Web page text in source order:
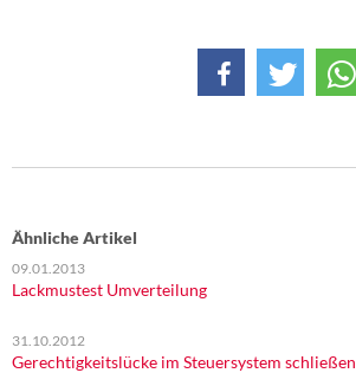
Ähnliche Artikel
09.01.2013
Lackmustest Umverteilung
31.10.2012
Gerechtigkeitslücke im Steuersystem schließen